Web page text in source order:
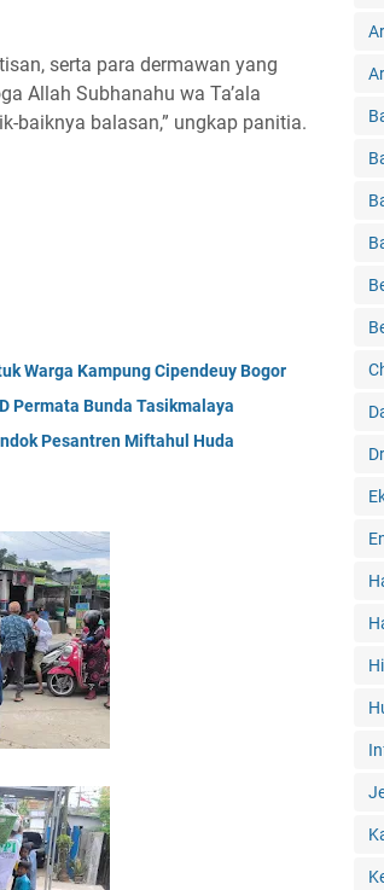
serta para dermawan yang
Allah Subhanahu wa Ta’ala
baiknya balasan,” ungkap panitia.
Warga Kampung Cipendeuy Bogor
Permata Bunda Tasikmalaya
Pesantren Miftahul Huda